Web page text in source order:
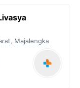
, Majalengka